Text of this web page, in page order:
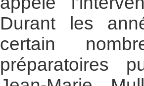
Durant les
certain
préparatoires